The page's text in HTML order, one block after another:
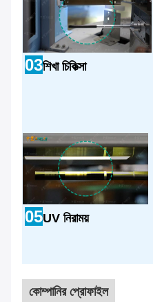
03শিখা চিকিত্সা
05UV নিরাময়
কোম্পানির প্রোফাইল